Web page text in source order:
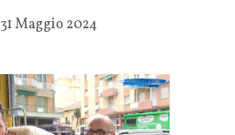
31 Maggio 2024